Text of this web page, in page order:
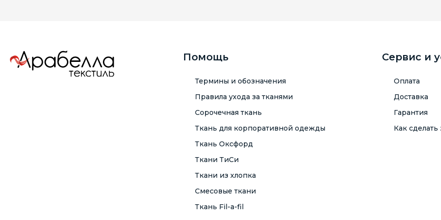
Помощь
Термины и обозначения
Правила ухода за тканями
Сорочечная ткань
Ткань для корпоративной одежды
Ткань Оксфорд
Ткани ТиСи
Ткани из хлопка
Смесовые ткани
Ткань Fil-a-fil
Сервис и
Оплата
Доставка
Гарантия
Как сделать